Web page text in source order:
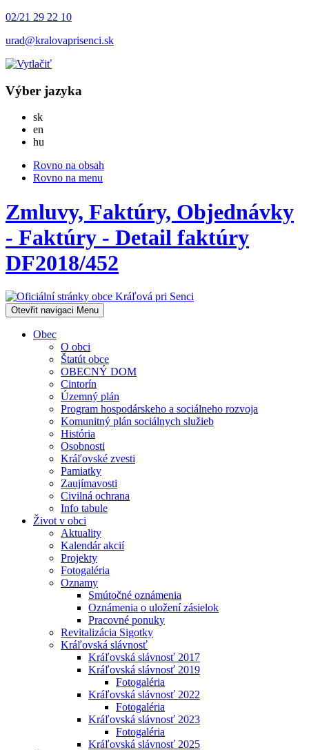
02/21 29 22 10
urad@kralovaprisenci.sk
Výber jazyka
skSlovensky
en
hu
Rovno na obsah
Rovno na menu
Zmluvy, Faktúry, Objednávky
- Faktúry - Detail faktúry
DF2018/452
Otevřit navigaci Menu
Obec
O obci
Štatút obce
OBECNÝ DOM
Cintorín
Územný plán
Program hospodárskeho a sociálneho rozvoja
Komunitný plán sociálnych služieb
História
Osobnosti
Kráľovské zvesti
Pamiatky
Zaujímavosti
Civilná ochrana
Info tabule
Život v obci
Aktuality
Kalendár akcií
Projekty
Fotogaléria
Oznamy
Smútočné oznámenia
Oznámenia o uložení zásielok
Pracovné ponuky
Revitalizácia Sigotky
Kráľovská slávnosť
Kráľovská slávnosť 2017
Kráľovská slávnosť 2019
Fotogaléria
Kráľovská slávnosť 2022
Fotogaléria
Kráľovská slávnosť 2023
Fotogaléria
Kráľovská slávnosť 2025